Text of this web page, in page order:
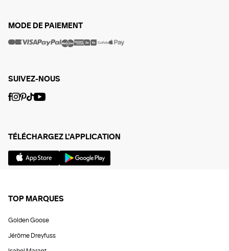
MODE DE PAIEMENT
SUIVEZ-NOUS
TÉLÉCHARGEZ L'APPLICATION
TOP MARQUES
Golden Goose
Jérôme Dreyfuss